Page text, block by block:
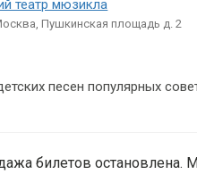
театр мюзикла
Пушкинская площадь д. 2
песен популярных
билетов остановлена.